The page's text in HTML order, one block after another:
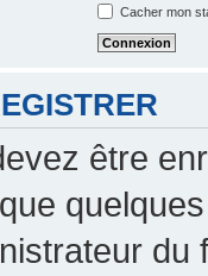
Cacher mon
être